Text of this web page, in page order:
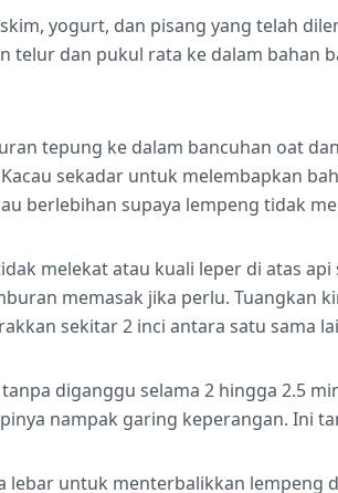
yogurt, dan pisang yang telah
telur dan pukul rata ke dalam bahan
tepung ke dalam bancuhan oat
sekadar untuk melembapkan
berlebihan supaya lempeng tidak
melekat atau kuali leper di atas
memasak jika perlu. Tuangkan
sekitar 2 inci antara satu sama
diganggu selama 2 hingga 2.5
nampak garing keperangan. Ini
lebar untuk menterbalikkan lempeng